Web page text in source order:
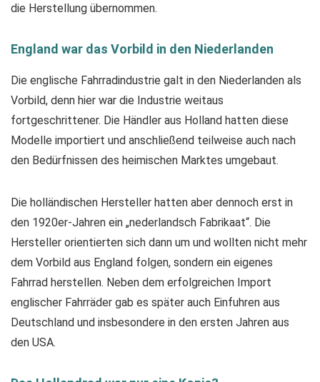
die Herstellung übernommen.
England war das Vorbild in den Niederlanden
Die englische Fahrradindustrie galt in den Niederlanden als
Vorbild, denn hier war die Industrie weitaus
fortgeschrittener. Die Händler aus Holland hatten diese
Modelle importiert und anschließend teilweise auch nach
den Bedürfnissen des heimischen Marktes umgebaut.
Die holländischen Hersteller hatten aber dennoch erst in
den 1920er-Jahren ein „nederlandsch Fabrikaat“. Die
Hersteller orientierten sich dann um und wollten nicht mehr
dem Vorbild aus England folgen, sondern ein eigenes
Fahrrad herstellen. Neben dem erfolgreichen Import
englischer Fahrräder gab es später auch Einfuhren aus
Deutschland und insbesondere in den ersten Jahren aus
den USA.